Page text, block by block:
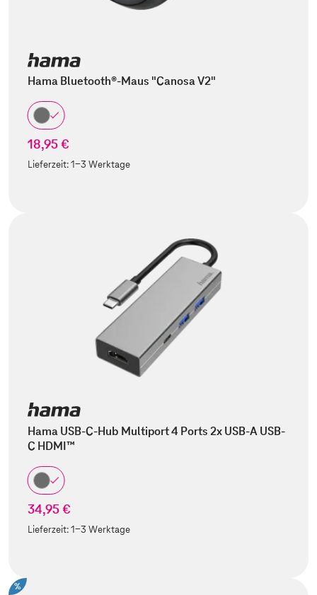
Hama Bluetooth®-Maus "Canosa V2"
18,95 €
Lieferzeit:1-3 Werktage
Hama USB-C-Hub Multiport 4 Ports 2x USB-A USB-
C HDMI™
34,95 €
Lieferzeit:1-3 Werktage
%